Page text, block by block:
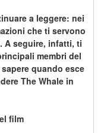
a leggere: nei
che ti servono
A seguire, infatti, ti
membri del
quando esce
The Whale in
film